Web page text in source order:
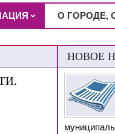
О ГОРОДЕ,
НОВОЕ